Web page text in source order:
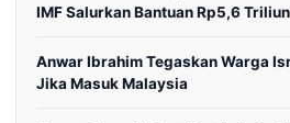
IMF Salurkan Bantuan Rp5,6 Triliun
Anwar Ibrahim Tegaskan Warga
Jika Masuk Malaysia